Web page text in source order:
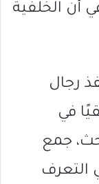
أن الخلفية
رجال
في
جمع
التعرف